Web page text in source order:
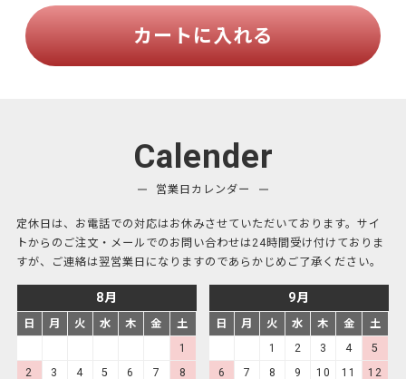
カートに入れる
Calender
営業日カレンダー
定休日は、お電話での対応はお休みさせていただいております。サイ
トからのご注文・メールでのお問い合わせは24時間受け付けておりま
すが、ご連絡は翌営業日になりますのであらかじめご了承ください。
8月
日 月 火 水 木 金
土
1
2
3 4 5 6 7
8
9月
日 月 火 水 木 金
土
1
2 3 4
5
6
7 8 9 10 11
12